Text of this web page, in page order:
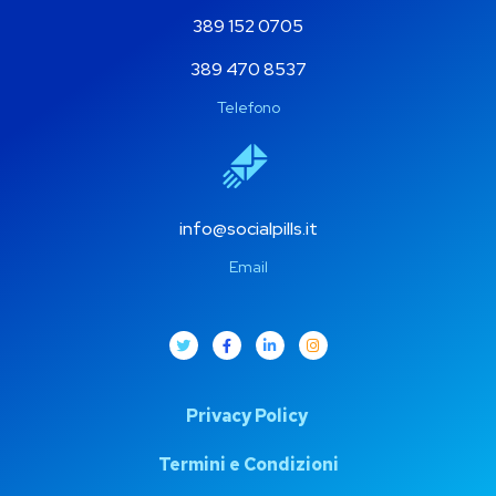
389 152 0705
389 470 8537
Telefono
info@socialpills.it
Email
Privacy Policy
Termini e Condizioni